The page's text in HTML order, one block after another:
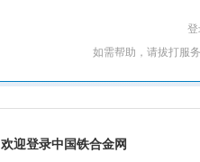
如需帮助，请拔打服务
欢迎登录中国铁合金网